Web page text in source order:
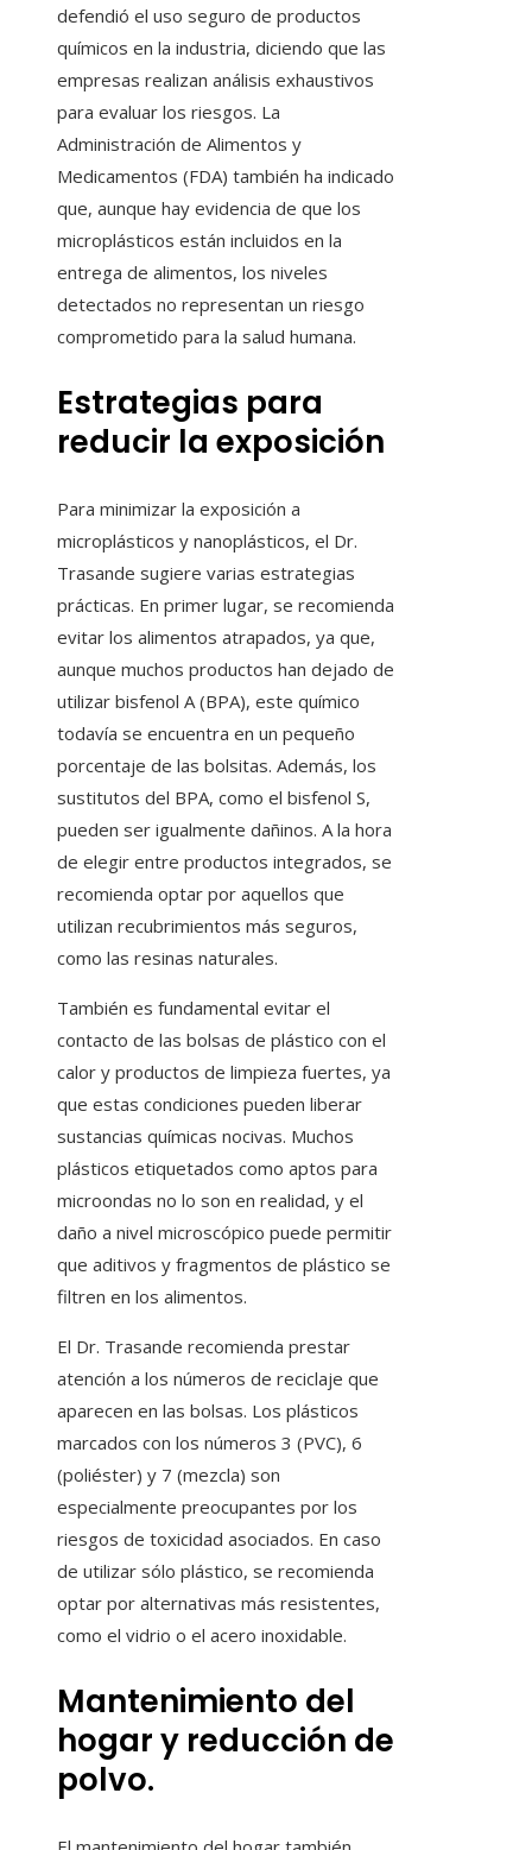
defendió el uso seguro de productos
químicos en la industria, diciendo que las
empresas realizan análisis exhaustivos
para evaluar los riesgos. La
Administración de Alimentos y
Medicamentos (FDA) también ha indicado
que, aunque hay evidencia de que los
microplásticos están incluidos en la
entrega de alimentos, los niveles
detectados no representan un riesgo
comprometido para la salud humana.
Estrategias para
reducir la exposición
Para minimizar la exposición a
microplásticos y nanoplásticos, el Dr.
Trasande sugiere varias estrategias
prácticas. En primer lugar, se recomienda
evitar los alimentos atrapados, ya que,
aunque muchos productos han dejado de
utilizar bisfenol A (BPA), este químico
todavía se encuentra en un pequeño
porcentaje de las bolsitas. Además, los
sustitutos del BPA, como el bisfenol S,
pueden ser igualmente dañinos. A la hora
de elegir entre productos integrados, se
recomienda optar por aquellos que
utilizan recubrimientos más seguros,
como las resinas naturales.
También es fundamental evitar el
contacto de las bolsas de plástico con el
calor y productos de limpieza fuertes, ya
que estas condiciones pueden liberar
sustancias químicas nocivas. Muchos
plásticos etiquetados como aptos para
microondas no lo son en realidad, y el
daño a nivel microscópico puede permitir
que aditivos y fragmentos de plástico se
filtren en los alimentos.
El Dr. Trasande recomienda prestar
atención a los números de reciclaje que
aparecen en las bolsas. Los plásticos
marcados con los números 3 (PVC), 6
(poliéster) y 7 (mezcla) son
especialmente preocupantes por los
riesgos de toxicidad asociados. En caso
de utilizar sólo plástico, se recomienda
optar por alternativas más resistentes,
como el vidrio o el acero inoxidable.
Mantenimiento del
hogar y reducción de
polvo.